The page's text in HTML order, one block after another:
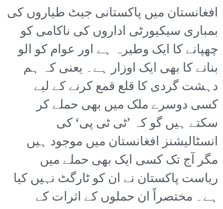
افغانستان میں پاکستانی جیٹ طیاروں کی
بمباری سیکیورٹی اداروں کی ناکامی کو
چھپانے کا ایک وطیرہ ہے اور عوام کو الو
بنانے کا بھی ایک اوزار ہے۔ یعنی کہ ہم
دہشت گردی کا قلع قمع کرنے کے لیے
کسی دوسرے ملک میں بھی حملے کر
سکتے ہیں گو کہ ’ٹی ٹی پی‘ کی
انسٹالیشنز افغانستان میں موجود ہیں
مگر آج تک کسی ایک بھی حملے میں
ریاست پاکستان نے ان کو ٹارگٹ نہیں کیا
ہے۔ مختصراً ان حملوں کے اثرات کے